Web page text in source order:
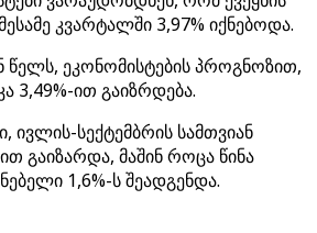
კვარტალში 3,97% იქნებოდა.
წელს, ეკონომისტების პროგნოზით,
3,49%-ით გაიზრდება.
სექტემბრის სამთვიან
გაიზარდა, მაშინ როცა წინა
1,6%-ს შეადგენდა.